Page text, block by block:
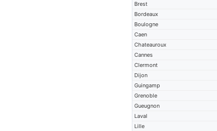
Brest
Bordeaux
Boulogne
Caen
Chateauroux
Cannes
Clermont
Dijon
Guingamp
Grenoble
Gueugnon
Laval
Lille